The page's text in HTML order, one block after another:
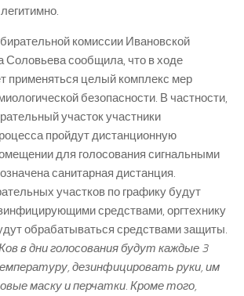
комиссии Ивановской
Соловьева сообщила, что в ходе
применяться целый комплекс мер
безопасности. В частности,
участок участники
пройдут дистанционную
для голосования сигнальными
санитарная дистанция.
участков по графику будут
средствами, оргтехнику
обрабатываться средствами защиты.
в дни голосования будут каждые 3
дезинфицировать руки, им
маску и перчатки. Кроме того,